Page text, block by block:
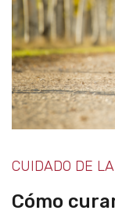
CUIDADO DE
Cómo